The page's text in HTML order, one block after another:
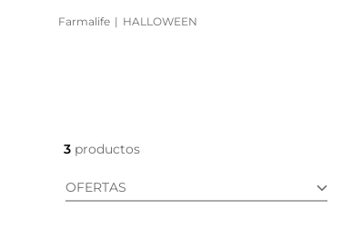
HALLOWEEN
3
OFERTAS